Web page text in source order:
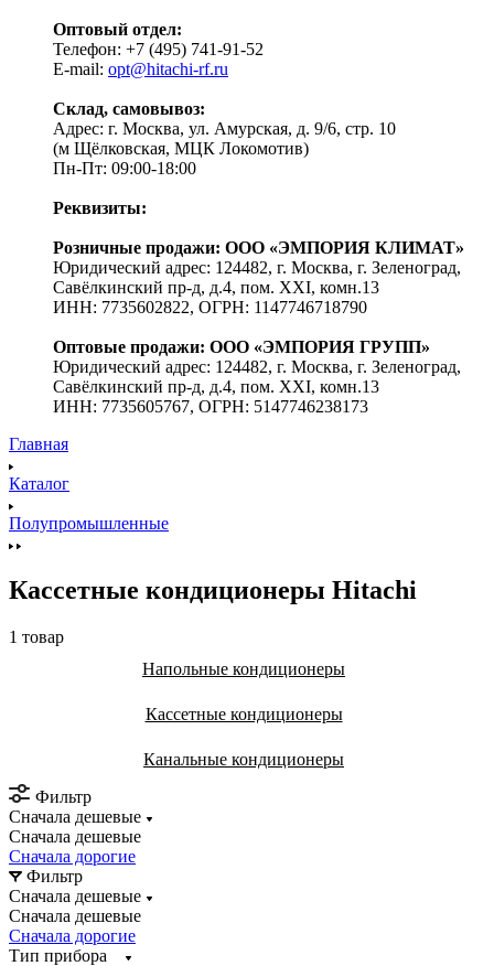
Оптовый отдел:
Телефон: +7 (495) 741-91-52
E-mail: opt@hitachi-rf.ru
Склад, самовывоз:
Адрес: г. Москва, ул. Амурская, д. 9/6, стр. 10
(м Щёлковская, МЦК Локомотив)
Пн-Пт: 09:00-18:00
Реквизиты:
Розничные продажи: ООО «ЭМПОРИЯ КЛИМАТ»
Юридический адрес: 124482, г. Москва, г. Зеленоград,
Савёлкинский пр-д, д.4, пом. XXI, комн.13
ИНН: 7735602822, ОГРН: 1147746718790
Оптовые продажи: ООО «ЭМПОРИЯ ГРУПП»
Юридический адрес: 124482, г. Москва, г. Зеленоград,
Савёлкинский пр-д, д.4, пом. XXI, комн.13
ИНН: 7735605767, ОГРН: 5147746238173
Главная
Каталог
Полупромышленные
Кассетные кондиционеры Hitachi
1 товар
Напольные кондиционеры
Кассетные кондиционеры
Канальные кондиционеры
Фильтр
Сначала дешевые
Сначала дешевые
Сначала дорогие
Фильтр
Сначала дешевые
Сначала дешевые
Сначала дорогие
Тип прибора